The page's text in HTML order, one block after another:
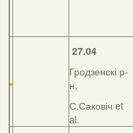
27.04
Гродзенскі р-
н,
С.Саковіч et
al.